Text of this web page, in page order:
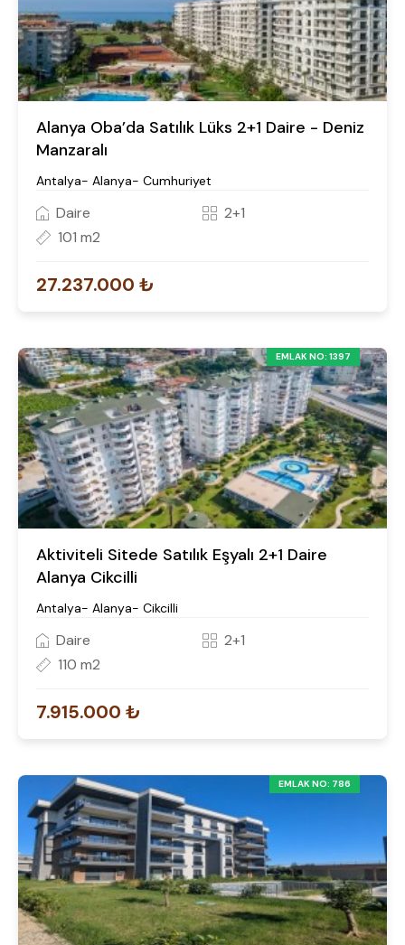
Alanya Oba’da Satılık Lüks 2+1 Daire - Deniz
Manzaralı
Antalya- Alanya- Cumhuriyet
Daire
2+1
101 m2
27.237.000 ₺
EMLAK NO: 1397
Aktiviteli Sitede Satılık Eşyalı 2+1 Daire
Alanya Cikcilli
Antalya- Alanya- Cikcilli
Daire
2+1
110 m2
7.915.000 ₺
EMLAK NO: 786